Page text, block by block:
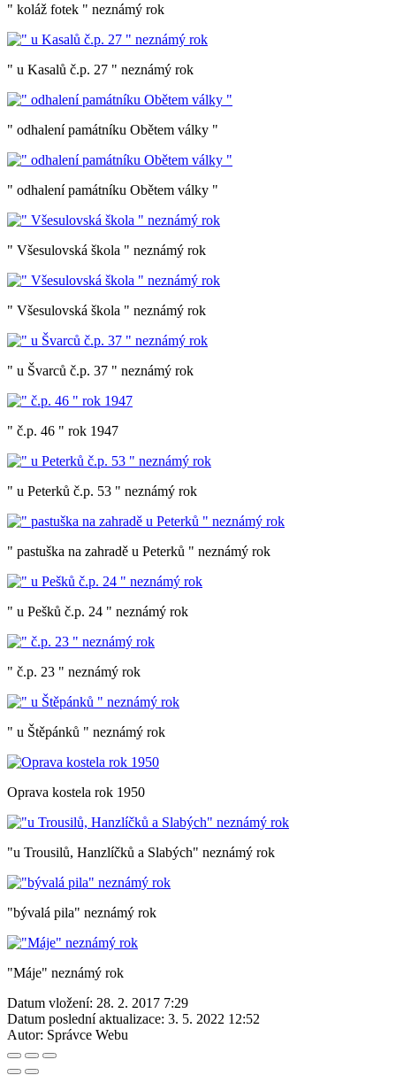
" koláž fotek " neznámý rok
" u Kasalů č.p. 27 " neznámý rok
" odhalení památníku Obětem války "
" odhalení památníku Obětem války "
" Všesulovská škola " neznámý rok
" Všesulovská škola " neznámý rok
" u Švarců č.p. 37 " neznámý rok
" č.p. 46 " rok 1947
" u Peterků č.p. 53 " neznámý rok
" pastuška na zahradě u Peterků " neznámý rok
" u Pešků č.p. 24 " neznámý rok
" č.p. 23 " neznámý rok
" u Štěpánků " neznámý rok
Oprava kostela rok 1950
"u Trousilů, Hanzlíčků a Slabých" neznámý rok
"bývalá pila" neznámý rok
"Máje" neznámý rok
Datum vložení: 28. 2. 2017 7:29
Datum poslední aktualizace: 3. 5. 2022 12:52
Autor: Správce Webu